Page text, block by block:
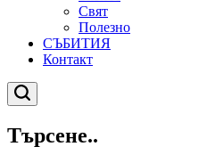
Свят
Полезно
СЪБИТИЯ
Контакт
Търсене
Търсене..